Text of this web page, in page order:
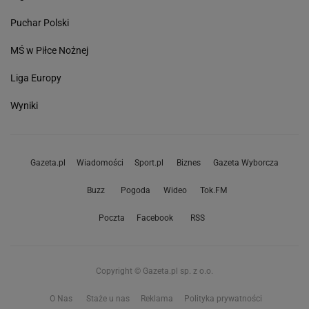
Puchar Polski
MŚ w Piłce Nożnej
Liga Europy
Wyniki
Gazeta.pl Wiadomości Sport.pl Biznes Gazeta Wyborcza
Buzz Pogoda Wideo Tok.FM
Poczta Facebook RSS
Copyright © Gazeta.pl sp. z o.o.
O Nas Staże u nas Reklama Polityka prywatności